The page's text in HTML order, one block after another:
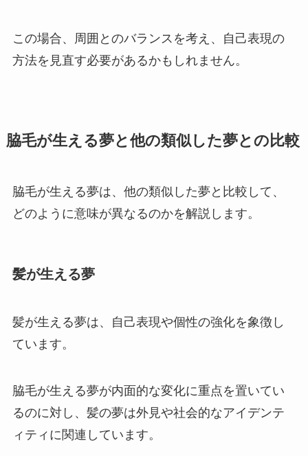
この場合、周囲とのバランスを考え、自己表現の
方法を見直す必要があるかもしれません。
脇毛が生える夢と他の類似した夢との比較
脇毛が生える夢は、他の類似した夢と比較して、
どのように意味が異なるのかを解説します。
髪が生える夢
髪が生える夢は、自己表現や個性の強化を象徴し
ています。
脇毛が生える夢が内面的な変化に重点を置いてい
るのに対し、髪の夢は外見や社会的なアイデンテ
ィティに関連しています。